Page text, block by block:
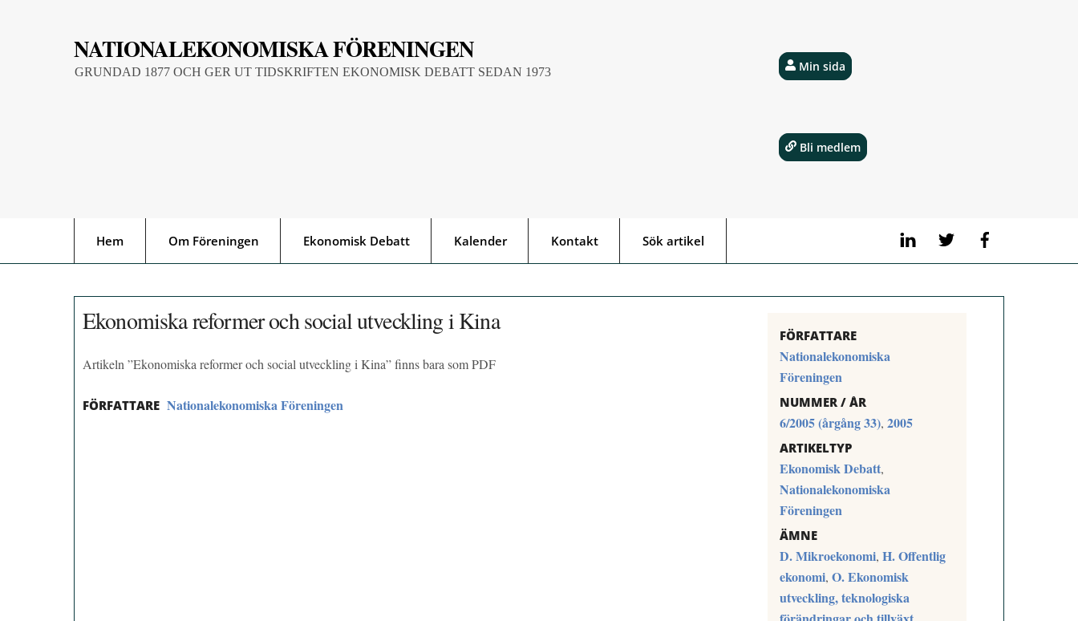
NATIONALEKONOMISKA FÖRENINGEN
GRUNDAD 1877 OCH GER UT TIDSKRIFTEN EKONOMISK DEBATT SEDAN 1973
LinkedIn Twitter
Hem Om Föreningen Ekonomisk Debatt Kalender Kontakt Sök artikel
Min sida
Bli medlem
Ekonomiska reformer och social utveckling i Kina
Artikeln ”Ekonomiska reformer och social utveckling i Kina” finns bara som PDF
FÖRFATTARE Nationalekonomiska Föreningen
FÖRFATTARE
Nationalekonomiska
Föreningen
NUMMER / ÅR
6/2005 (årgång 33), 2005
ARTIKELTYP
Ekonomisk Debatt,
Nationalekonomiska
Föreningen
ÄMNE
D. Mikroekonomi, H. Offentlig
ekonomi, O. Ekonomisk
utveckling, teknologiska